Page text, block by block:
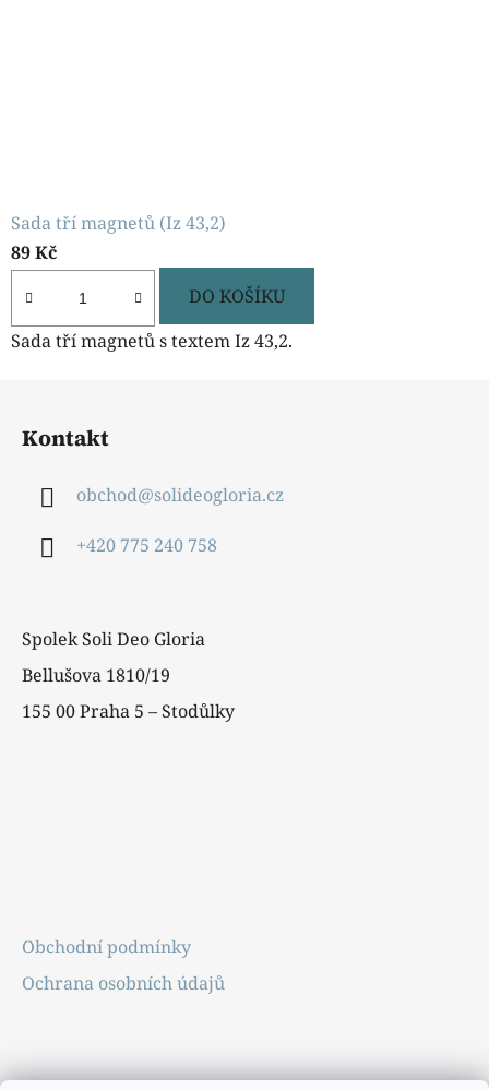
Sada tří magnetů (Iz 43,2)
89 Kč
DO KOŠÍKU
Sada tří magnetů s textem Iz 43,2.
Kontakt
obchod@solideogloria.cz
+420 775 240 758
Spolek Soli Deo Gloria
Bellušova 1810/19
155 00 Praha 5 – Stodůlky
Obchodní podmínky
Ochrana osobních údajů